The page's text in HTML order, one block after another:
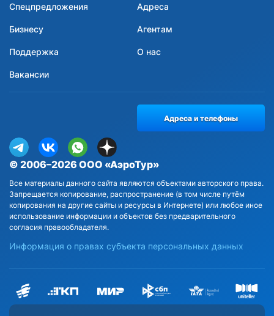
Спецпредложения Адреса
Бизнесу Агентам
Поддержка О нас
Вакансии
© 2006–2026 ООО «АэроТур»
Все материалы данного сайта являются объектами авторского права.
Запрещается копирование, распространение (в том числе путём
копирования на другие сайты и ресурсы в Интернете) или любое иное
использование информации и объектов без предварительного
согласия правообладателя.
Информация о правах субъекта персональных данных
Адреса и телефоны